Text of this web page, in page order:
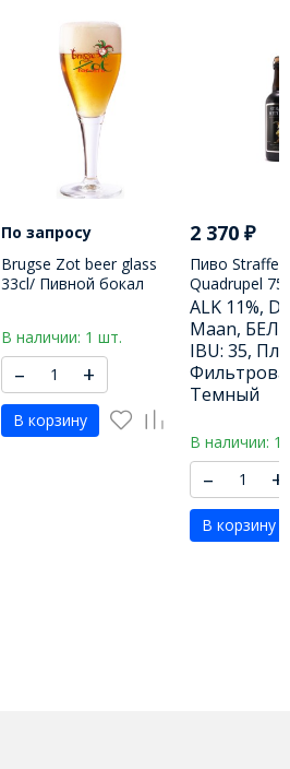
По запросу
Brugse Zot beer glass
33cl/ Пивной бокал
В наличии: 1 шт.
– +
В корзину
2 370 ₽
Пиво Straffe
Quadrupel
Штраффе
Квадрюпель
ALK 11%,
Maan,
IBU: 35,
Темный
В наличии: 1
– +
В корзину